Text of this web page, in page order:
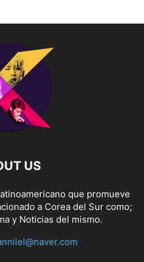
US
que promueve
a Corea del Sur como;
y Noticias del mismo.